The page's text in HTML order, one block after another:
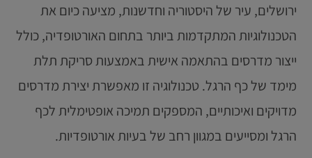
ירושלים, עיר של היסטוריה וחדשנות, מציעה כיום את
הטכנולוגיות המתקדמות ביותר בתחום האורטופדיה, כולל
ייצור מדרסים בהתאמה אישית באמצעות סריקת תלת
מימד של כף הרגל. טכנולוגיה זו מאפשרת יצירת מדרסים
מדויקים ואיכותיים, המספקים תמיכה אופטימלית לכף
הרגל ומסייעים במגוון רחב של בעיות אורטופדיות.